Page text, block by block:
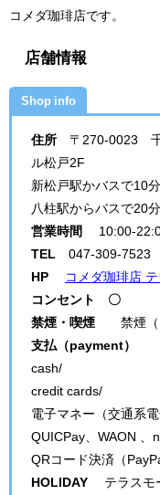
コメダ珈琲店です。
店舗情報
Shop info
住所 〒270-0023 千
ル松戸2F
新松戸駅かバスで10分
八柱駅からバスで20分
営業時間
10:00-
TEL 047-309-7523
HP
コメダ珈琲店
コンセント 〇
禁煙・喫煙 禁煙
支払（payment）
cash/
credit cards/
電子マネー（交通系
QUICPay、WAON 、
QRコード決済（
HOLIDAY テラスモ